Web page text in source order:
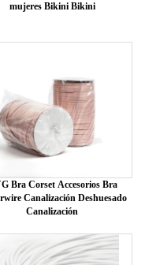
mujeres Bikini Bikini
Bra Corset Accesorios Bra
Canalización Deshuesado
Canalización